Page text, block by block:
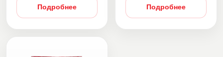
Подробнее Подробнее